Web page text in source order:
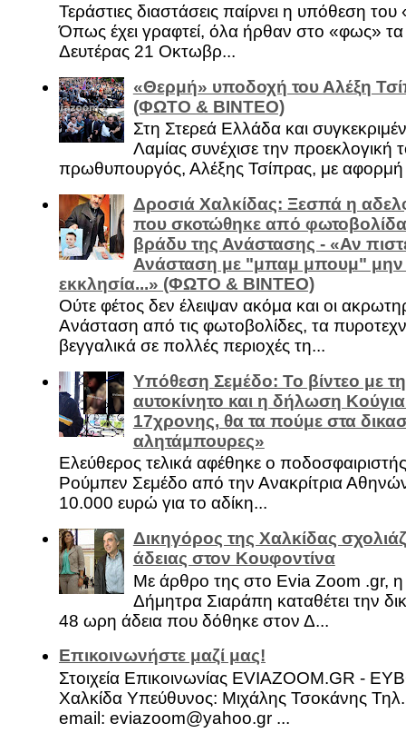
Τεράστιες διαστάσεις παίρνει η υπόθεση
Όπως έχει γραφτεί, όλα ήρθαν στο «φως»
Δευτέρας 21 Οκτωβρ...
«Θερμή» υποδοχή του Αλέξη
(ΦΩΤΟ & ΒΙΝΤΕΟ)
Στη Στερεά Ελλάδα και
Λαμίας συνέχισε την προεκλογική
πρωθυπουργός, Αλέξης Τσίπρας, με αφορμή
Δροσιά Χαλκίδας: Ξεσπά η
που σκοτώθηκε από φωτοβολίδα
βράδυ της Ανάστασης - «Αν
Ανάσταση με "μπαμ μπουμ" μην
εκκλησία...» (ΦΩΤΟ & ΒΙΝΤΕΟ)
Ούτε φέτος δεν έλειψαν ακόμα και οι
Ανάσταση από τις φωτοβολίδες, τα
βεγγαλικά σε πολλές περιοχές τη...
Υπόθεση Σεμέδο: Το βίντεο με
αυτοκίνητο και η δήλωση
17χρονης, θα τα πούμε στα
αλητάμπουρες»
Ελεύθερος τελικά αφέθηκε ο
Ρούμπεν Σεμέδο από την Ανακρίτρια
10.000 ευρώ για το αδίκη...
Δικηγόρος της Χαλκίδας
άδειας στον Κουφοντίνα
Με άρθρο της στο Evia Zoom .gr,
Δήμητρα Σιαράπη καταθέτει την
48 ωρη άδεια που δόθηκε στον Δ...
Επικοινωνήστε μαζί μας!
Στοιχεία Επικοινωνίας EVIAZOOM.GR -
Χαλκίδα Υπεύθυνος: Μιχάλης Τσοκάνης
email: eviazoom@yahoo.gr ...